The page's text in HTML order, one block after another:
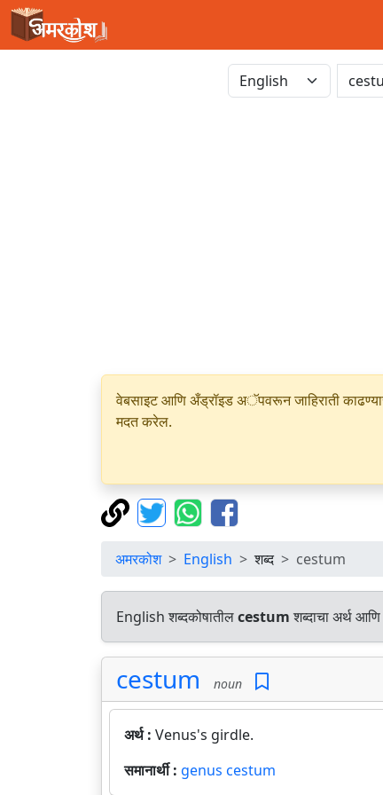
वेबसाइट आणि अँड्रॉइड अॅपवरून जाहिराती
मदत करेल.
अमरकोश English शब्द cestum
English शब्दकोषातीलcestumशब्दाचा अर्थ
cestum noun
अर्थ : Venus's girdle.
समानार्थी : genus cestum